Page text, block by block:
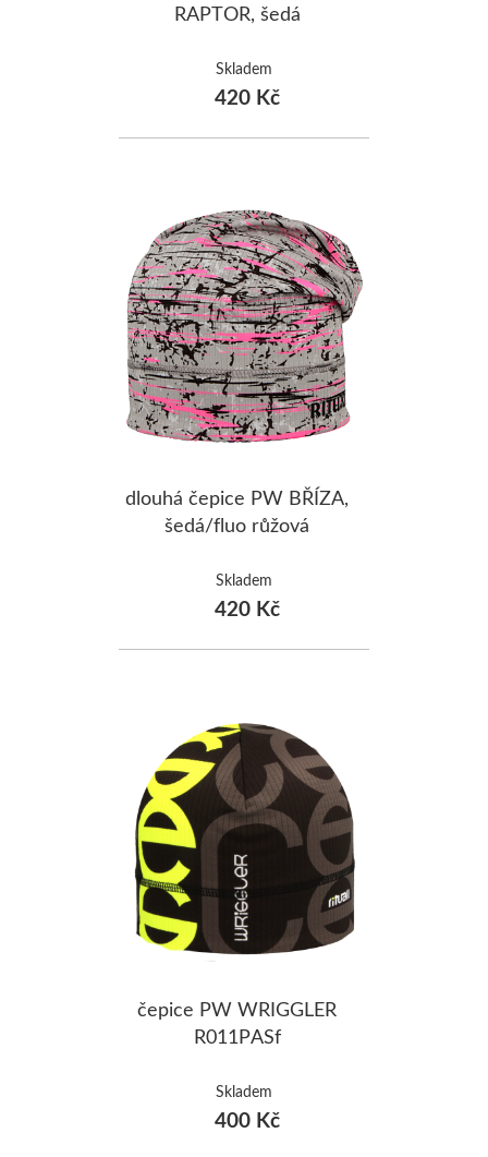
RAPTOR, šedá
Skladem
420 Kč
dlouhá čepice PW BŘÍZA,
šedá/fluo růžová
Skladem
420 Kč
čepice PW WRIGGLER
R011PASf
Skladem
400 Kč